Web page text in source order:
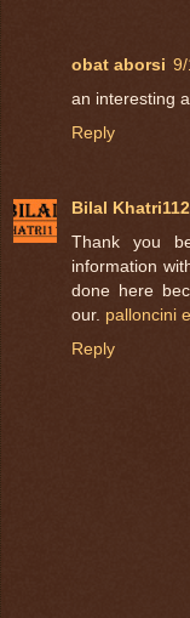
obat aborsi
an interesting
Reply
Bilal Khatri112
Thank you
information
done here
our. palloncini
Reply